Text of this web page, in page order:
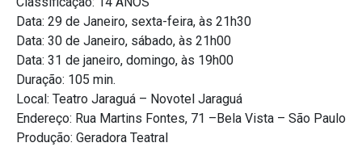
Data: 29 de Janeiro, sexta-feira, às 21h30
Data: 30 de Janeiro, sábado, às 21h00
Data: 31 de janeiro, domingo, às 19h00
Duração: 105 min.
Local: Teatro Jaraguá – Novotel Jaraguá
Endereço: Rua Martins Fontes, 71 –Bela Vista – São Paulo
Produção: Geradora Teatral